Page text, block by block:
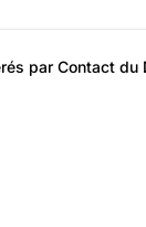
par Contact du